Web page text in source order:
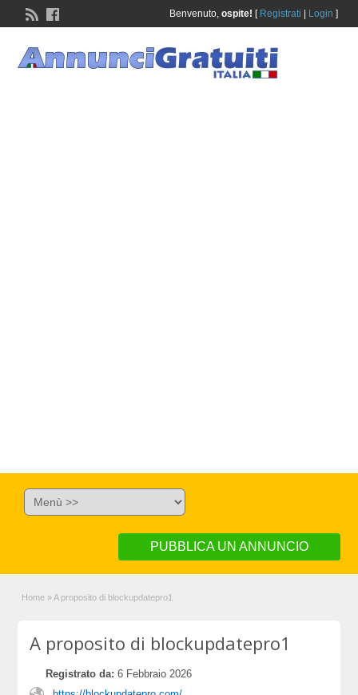
Benvenuto, ospite! [ Registrati Login ]
PUBBLICA UN ANNUNCIO
Home » A proposito di blockupdatepro1
A proposito di blockupdatepro1
Registrato da: 6 Febbraio 2026